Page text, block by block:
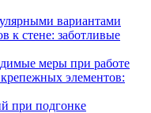
вариантами
к стене: заботливые
меры при работе
элементов:
при подгонке